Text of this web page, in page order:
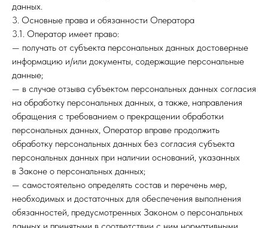
данных.
3. Основные права и обязанности Оператора
3.1. Оператор имеет право:
— получать от субъекта персональных данных достоверные
информацию и/или документы, содержащие персональные
данные;
— в случае отзыва субъектом персональных данных согласия
на обработку персональных данных, а также, направления
обращения с требованием о прекращении обработки
персональных данных, Оператор вправе продолжить
обработку персональных данных без согласия субъекта
персональных данных при наличии оснований, указанных
в Законе о персональных данных;
— самостоятельно определять состав и перечень мер,
необходимых и достаточных для обеспечения выполнения
обязанностей, предусмотренных Законом о персональных